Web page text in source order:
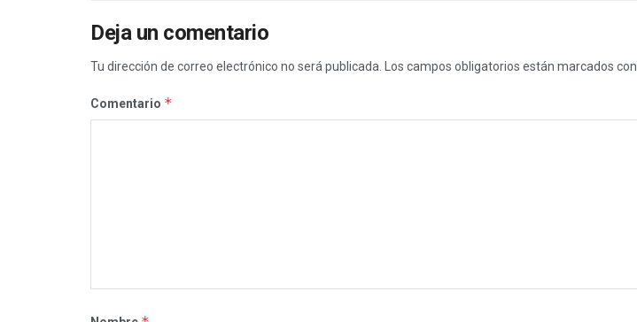
Deja un comentario
Tu dirección de correo electrónico no será publicada. Los campos obligatorios están marcados con
Comentario *